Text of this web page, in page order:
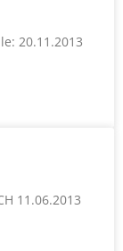
20.11.2013
11.06.2013